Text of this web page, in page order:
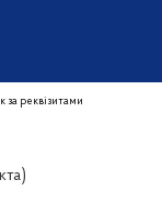
за реквізитами